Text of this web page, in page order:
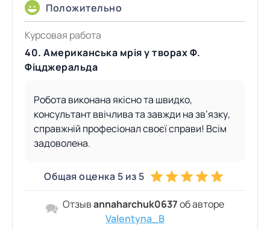
Положительно
Общая оценка 5 из 5
Курсовая работа
40. Американська мрія у творах Ф.
Фіцджеральда
Робота виконана якісно та швидко,
консультант ввічлива та завжди на зв’язку,
справжній професіонал своєї справи! Всім
задоволена.
Отзывannaharchuk0637об авторе
Valentyna_B